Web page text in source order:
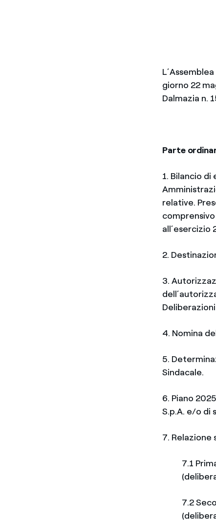
giorno 22
Dalmazia n.
Parte
1. Bilancio
relative.
all’esercizio
2.
3.
4. Nomina
5.
Sindacale.
6. Piano
S.p.A. e/o di
7. Relazione
7.1
7.2